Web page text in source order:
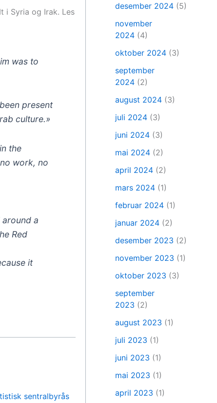
i Syria og Irak. Les
was to
present
culture.»
the
work, no
a
Red
it
sentralbyrås
desember 2024 (5)
november
2024 (4)
oktober 2024 (3)
september
2024 (2)
august 2024 (3)
juli 2024 (3)
juni 2024 (3)
mai 2024 (2)
april 2024 (2)
mars 2024 (1)
februar 2024 (1)
januar 2024 (2)
desember 2023 (2)
november 2023 (1)
oktober 2023 (3)
september
2023 (2)
august 2023 (1)
juli 2023 (1)
juni 2023 (1)
mai 2023 (1)
april 2023 (1)